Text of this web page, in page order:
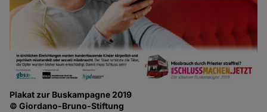
Plakat zur Buskampagne 2019
© Giordano-Bruno-Stiftung